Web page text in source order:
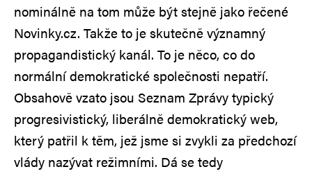
nominálně na tom může být stejně jako řečené
Novinky.cz. Takže to je skutečně významný
propagandistický kanál. To je něco, co do
normální demokratické společnosti nepatří.
Obsahově vzato jsou Seznam Zprávy typický
progresivistický, liberálně demokratický web,
který patřil k těm, jež jsme si zvykli za předchozí
vlády nazývat režimními. Dá se tedy